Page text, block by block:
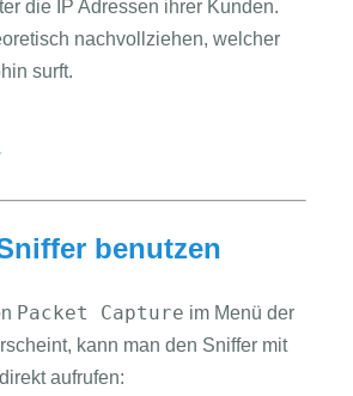
die IP Adressen ihrer Kunden.
nachvollziehen, welcher
surft.
benutzen
Packet Capture im Menü der
kann man den Sniffer mit
aufrufen: